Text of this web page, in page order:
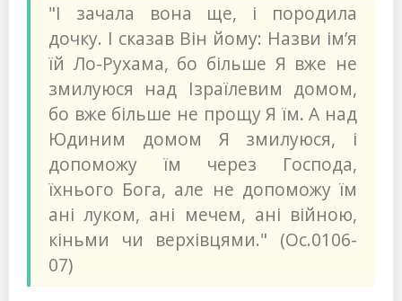
"І зачала вона ще, і породила
дочку. І сказав Він йому: Назви ім’я
їй Ло-Рухама, бо більше Я вже не
змилуюся над Ізраїлевим домом,
бо вже більше не прощу Я їм. А над
Юдиним домом Я змилуюся, і
допоможу їм через Господа,
їхнього Бога, але не допоможу їм
ані луком, ані мечем, ані війною,
кіньми чи верхівцями." (Ос.0106-
07)